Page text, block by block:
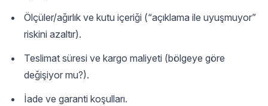
Ölçüler/ağırlık ve kutu içeriği (“açıklama ile uyuşmuyor”
riskini azaltır).
Teslimat süresi ve kargo maliyeti (bölgeye göre
değişiyor mu?).
İade ve garanti koşulları.